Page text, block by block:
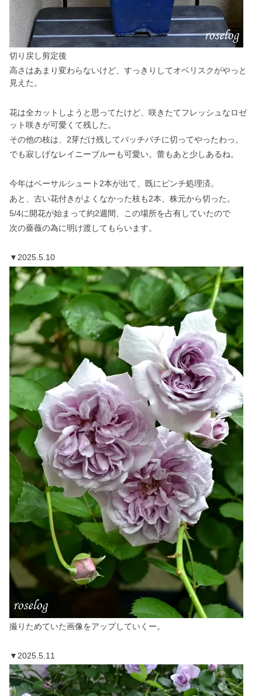
切り戻し剪定後
高さはあまり変わらないけど、すっきりしてオベリスクがやっと
見えた。
花は全カットしようと思ってたけど、咲きたてフレッシュなロゼ
ット咲きが可愛くて残した。
その他の枝は、2芽だけ残してバッチバチに切ってやったわっ。
でも寂しげなレイニーブルーも可愛い。蕾もあと少しあるね。
今年はベーサルシュート2本が出て、既にピンチ処理済。
あと、古い花付きがよくなかった枝も2本、株元から切った。
5/4に開花が始まって約2週間、この場所を占有していたので
次の薔薇の為に明け渡してもらいます。
▼2025.5.10
撮りためていた画像をアップしていくー。
▼2025.5.11